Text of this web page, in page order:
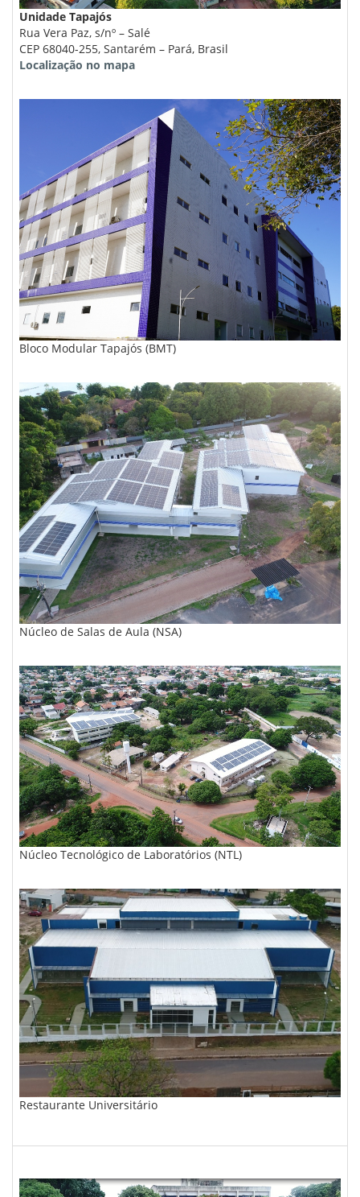
Unidade Tapajós
Rua Vera Paz, s/nº – Salé
CEP 68040-255, Santarém – Pará, Brasil
Localização no mapa
Bloco Modular Tapajós (BMT)
Núcleo de Salas de Aula (NSA)
Núcleo Tecnológico de Laboratórios (NTL)
Restaurante Universitário